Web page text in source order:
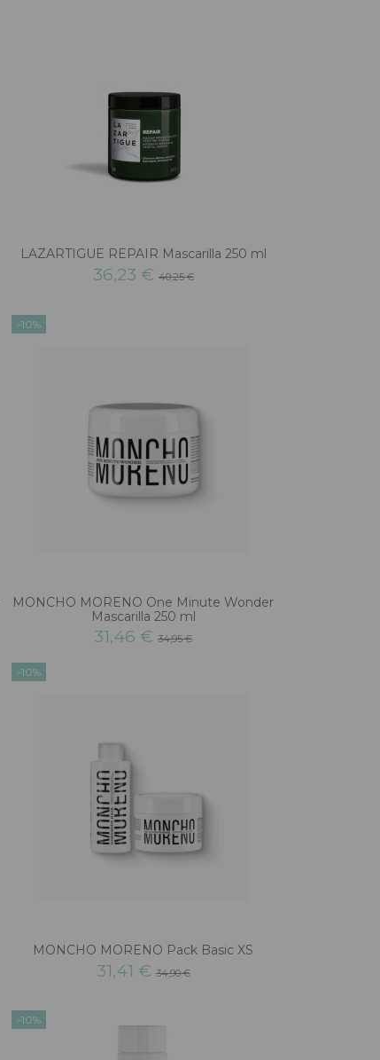
LAZARTIGUE REPAIR Mascarilla 250 ml
36,23 €40,25 €
-10%
MONCHO MORENO One Minute Wonder
Mascarilla 250 ml
31,46 €34,95 €
-10%
MONCHO MORENO Pack Basic XS
31,41 €34,90 €
-10%